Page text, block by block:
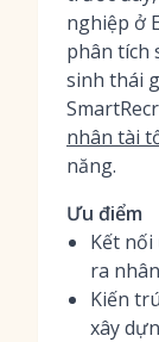
nghiệp ở
phân tích
sinh thái
nhân tài
năng.
Ưu điểm
Kết nối
ra
Kiến
xây